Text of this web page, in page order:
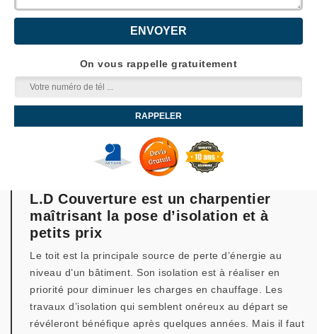
On vous rappelle gratuitement
L.D Couverture est un charpentier
maîtrisant la pose d’isolation et à
petits prix
Le toit est la principale source de perte d’énergie au
niveau d’un bâtiment. Son isolation est à réaliser en
priorité pour diminuer les charges en chauffage. Les
travaux d’isolation qui semblent onéreux au départ se
révéleront bénéfique après quelques années. Mais il faut